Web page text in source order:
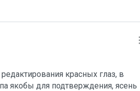
красных глаз, в
якобы для подтверждения, ясень